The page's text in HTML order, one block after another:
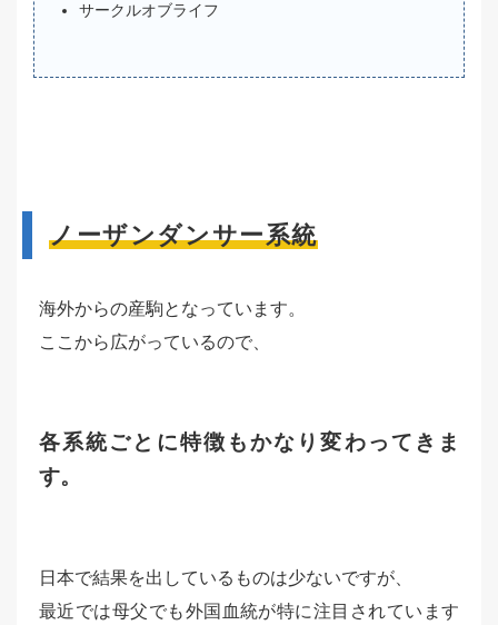
サークルオブライフ
ノーザンダンサー系統
海外からの産駒となっています。
ここから広がっているので、
各系統ごとに特徴もかなり変わってきま
す。
日本で結果を出しているものは少ないですが、
最近では母父でも外国血統が特に注目されています